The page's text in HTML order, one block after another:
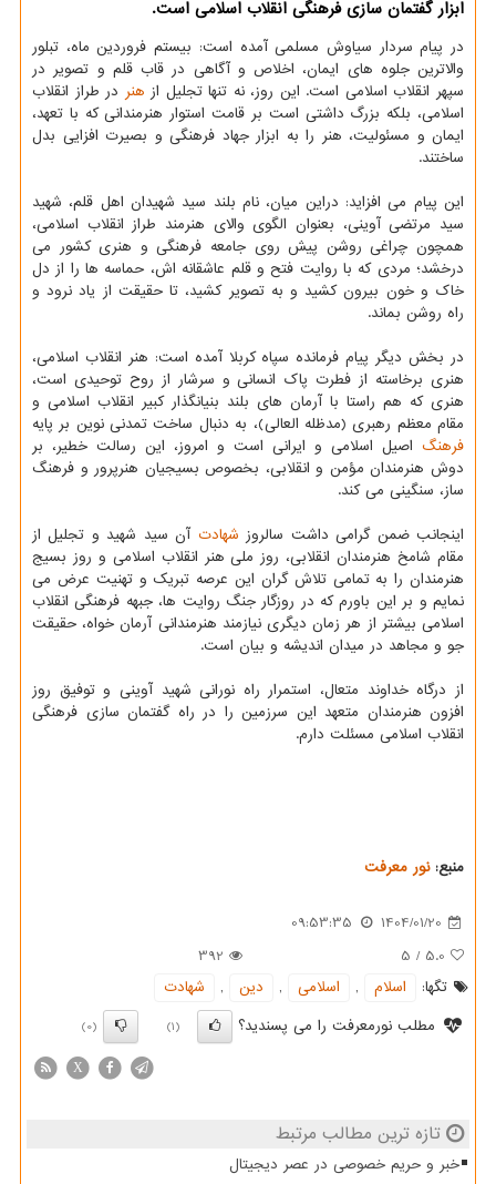
ابزار گفتمان سازی فرهنگی انقلاب اسلامی است.
در پیام سردار سیاوش مسلمی آمده است: بیستم فروردین ماه، تبلور
والاترین جلوه های ایمان، اخلاص و آگاهی در قاب قلم و تصویر در
سپهر انقلاب اسلامی است. این روز، نه تنها تجلیل از هنر در طراز انقلاب
اسلامی، بلکه بزرگ داشتی است بر قامت استوار هنرمندانی که با تعهد،
ایمان و مسئولیت، هنر را به ابزار جهاد فرهنگی و بصیرت افزایی بدل
ساختند.
این پیام می افزاید: دراین میان، نام بلند سید شهیدان اهل قلم، شهید
سید مرتضی آوینی، بعنوان الگوی والای هنرمند طراز انقلاب اسلامی،
همچون چراغی روشن پیش روی جامعه فرهنگی و هنری کشور می
درخشد؛ مردی که با روایت فتح و قلم عاشقانه اش، حماسه ها را از دل
خاک و خون بیرون کشید و به تصویر کشید، تا حقیقت از یاد نرود و
راه روشن بماند.
در بخش دیگر پیام فرمانده سپاه کربلا آمده است: هنر انقلاب اسلامی،
هنری برخاسته از فطرت پاک انسانی و سرشار از روح توحیدی است،
هنری که هم راستا با آرمان های بلند بنیانگذار کبیر انقلاب اسلامی و
مقام معظم رهبری (مدظله العالی)، به دنبال ساخت تمدنی نوین بر پایه
فرهنگ اصیل اسلامی و ایرانی است و امروز، این رسالت خطیر، بر
دوش هنرمندان مؤمن و انقلابی، بخصوص بسیجیان هنرپرور و فرهنگ
ساز، سنگینی می کند.
اینجانب ضمن گرامی داشت سالروز شهادت آن سید شهید و تجلیل از
مقام شامخ هنرمندان انقلابی، روز ملی هنر انقلاب اسلامی و روز بسیج
هنرمندان را به تمامی تلاش گران این عرصه تبریک و تهنیت عرض می
نمایم و بر این باورم که در روزگار جنگ روایت ها، جبهه فرهنگی انقلاب
اسلامی بیشتر از هر زمان دیگری نیازمند هنرمندانی آرمان خواه، حقیقت
جو و مجاهد در میدان اندیشه و بیان است.
از درگاه خداوند متعال، استمرار راه نورانی شهید آوینی و توفیق روز
افزون هنرمندان متعهد این سرزمین را در راه گفتمان سازی فرهنگی
انقلاب اسلامی مسئلت دارم.
منبع:نور معرفت
1404/01/20
09:53:35
5.0
/
5
392
تگها:
اسلام , اسلامی , دین ,
شهادت
مطلب نورمعرفت را می پسندید؟
(1)
(0)
X
تازه ترین مطالب مرتبط
خبر و حریم خصوصی در عصر دیجیتال